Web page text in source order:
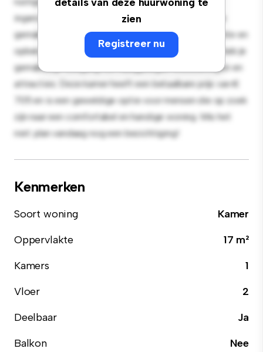
zien
Registreer nu
ingericht met de essentiële benodigdheden voor je
gemak en biedt een comfortabel bed, een werkruimte en
opbergmogelijkheden. Dankzij de gunstige ligging heb je
gemakkelijk toegang tot nabijgelegen voorzieningen en
attracties. Deze kamer heeft een betaalbare prijs van €
705 en is een geweldige optie voor mensen die op zoek
zijn naar een comfortabel en handige woning. Mis het
niet: plan vandaag nog een bezichtiging!
Kenmerken
Soort woning
Kamer
Oppervlakte
17 m²
Kamers
1
Vloer
2
Deelbaar
Ja
Balkon
Nee